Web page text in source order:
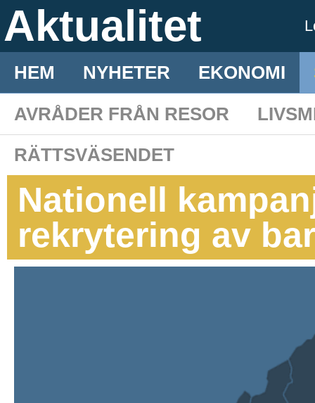
Aktualitet
HEM NYHETER EKONOMI
AVRÅDER FRÅN RESOR
RÄTTSVÄSENDET
Nationell
rekrytering av